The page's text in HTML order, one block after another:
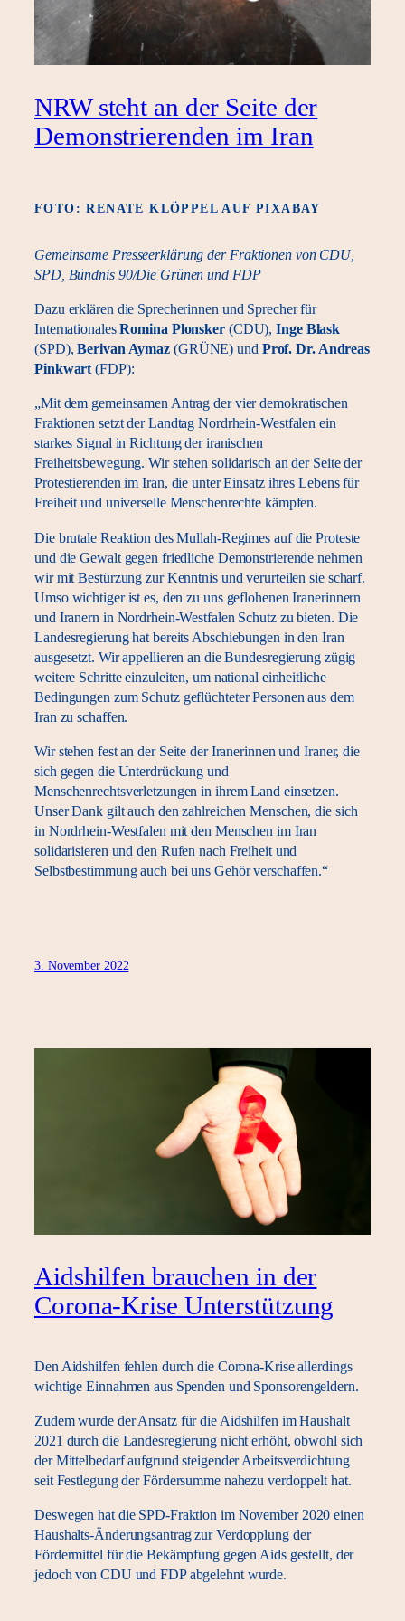
NRW steht an der Seite der
Demonstrierenden im Iran
FOTO: RENATE KLÖPPEL AUF PIXABAY
Gemeinsame Presseerklärungder Fraktionen von CDU,
SPD, Bündnis 90/Die Grünen und FDP
Dazu erklären die Sprecherinnen und Sprecher für
InternationalesRomina Plonsker(CDU),Inge Blask
(SPD),Berivan Aymaz (GRÜNE) und Prof. Dr. Andreas
Pinkwart(FDP):
„Mit dem gemeinsamen Antrag der vier demokratischen
Fraktionen setzt der Landtag Nordrhein-Westfalen ein
starkes Signal in Richtung der iranischen
Freiheitsbewegung. Wir stehen solidarisch an der Seite der
Protestierenden im Iran, die unter Einsatz ihres Lebens für
Freiheit und universelle Menschenrechte kämpfen.
Die brutale Reaktion des Mullah-Regimes auf die Proteste
und die Gewalt gegen friedliche Demonstrierende nehmen
wir mit Bestürzung zur Kenntnis und verurteilen sie scharf.
Umso wichtiger ist es, den zu uns geflohenen Iranerinnern
und Iranern in Nordrhein-Westfalen Schutz zu bieten. Die
Landesregierung hat bereits Abschiebungen in den Iran
ausgesetzt. Wir appellieren an die Bundesregierung zügig
weitere Schritte einzuleiten, um national einheitliche
Bedingungen zum Schutz geflüchteter Personen aus dem
Iran zu schaffen.
Wir stehen fest an der Seite der Iranerinnen und Iraner, die
sich gegen die Unterdrückung und
Menschenrechtsverletzungen in ihrem Land einsetzen.
Unser Dank gilt auch den zahlreichen Menschen, die sich
in Nordrhein-Westfalen mit den Menschen im Iran
solidarisieren und den Rufen nach Freiheit und
Selbstbestimmung auch bei uns Gehör verschaffen.“
3. November 2022
Aidshilfen brauchen in der
Corona-Krise Unterstützung
Den Aidshilfen fehlen durch die Corona-Krise allerdings
wichtige Einnahmen aus Spenden und Sponsorengeldern.
Zudem wurde der Ansatz für die Aidshilfen im Haushalt
2021 durch die Landesregierung nicht erhöht, obwohl sich
der Mittelbedarf aufgrund steigender Arbeitsverdichtung
seit Festlegung der Fördersumme nahezu verdoppelt hat.
Deswegen hat die SPD-Fraktion im November 2020 einen
Haushalts-Änderungsantrag zur Verdopplung der
Fördermittel für die Bekämpfung gegen Aids gestellt, der
jedoch von CDU und FDP abgelehnt wurde.